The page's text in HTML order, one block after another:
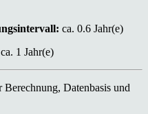
ca. 0.6 Jahr(e)
ca. 1 Jahr(e)
Datenbasis und